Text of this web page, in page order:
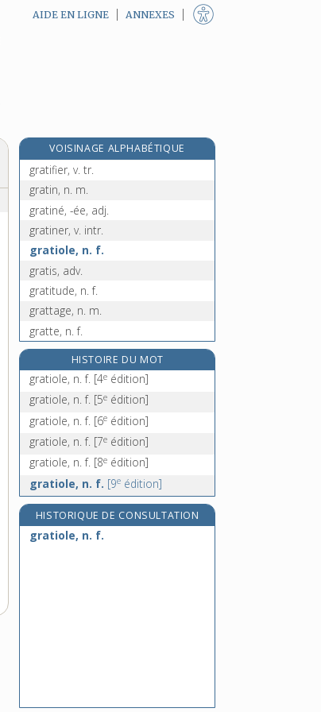
AIDE EN LIGNE ANNEXES
VOISINAGE ALPHABÉTIQUE
gratification, n. f.
gratifier, v. tr.
gratin, n. m.
gratiné, -ée, adj.
gratiner, v. intr.
gratiole, n. f.
gratis, adv.
gratitude, n. f.
grattage, n. m.
gratte, n. f.
gratte-ciel, n. m.
gratte-cul, n. m.
gratteleux, euse, adj.
e
grattelle, n. f.
HISTOIRE DU MOT
gratiole, n. f. [4e édition]
gratiole, n. f. [5e édition]
gratiole, n. f. [6e édition]
gratiole, n. f. [7e édition]
gratiole, n. f. [8e édition]
gratiole, n. f. [9e édition]
HISTORIQUE DE CONSULTATION
gratiole, n. f.